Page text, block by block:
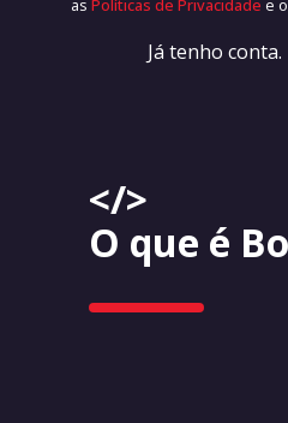
as Políticas de Privacidade e
Já tenho conta.
</>
O que é